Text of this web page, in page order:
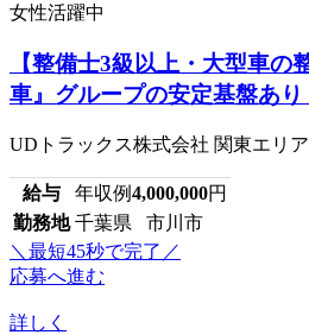
女性活躍中
【整備士3級以上・大型車の
車』グループの安定基盤あり
UDトラックス株式会社 関東エリ
給与 年収例4,000,000円
勤務地 千葉県 市川市
＼最短45秒で完了／
応募へ進む
詳しく